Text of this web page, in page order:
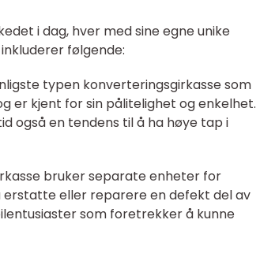
i dag, hver med sine egne unike
følgende:
typen konverteringsgirkasse som
er kjent for sin pålitelighet og enkelhet.
også en tendens til å ha høye tap i
bruker separate enheter for
eller reparere en defekt del av
som foretrekker å kunne